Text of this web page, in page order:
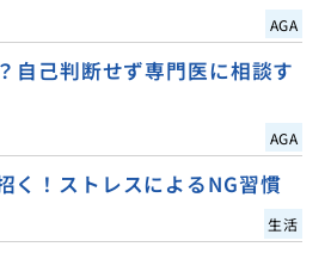
AGA
自己判断せず専門医に相談す
AGA
く！ストレスによるNG習慣
生活